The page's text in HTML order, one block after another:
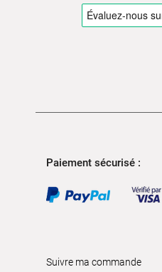
Paiement sécurisé :
Suivre ma commande